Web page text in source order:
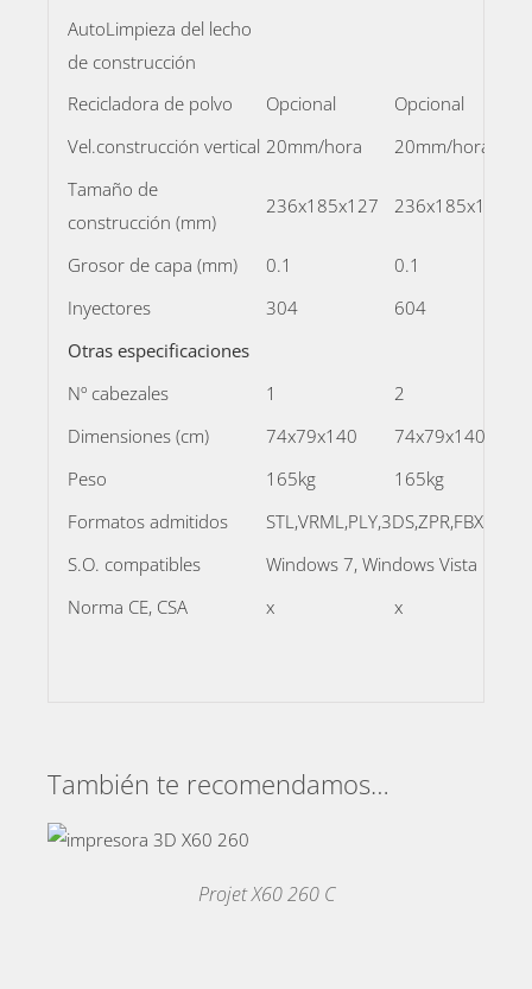
AutoLimpieza del lecho
de construcción
Recicladora de polvo
Opcional Opcional
Vel.construcción vertical 20mm/hora 20mm/hora
Tamaño de
construcción (mm)
236x185x127 236x185x127
Grosor de capa (mm) 0.1 0.1
Inyectores
304 604
Otras especificaciones
Nº cabezales
1 2
Dimensiones (cm)
74x79x140 74x79x140
Peso
165kg 165kg
Formatos admitidos
STL,VRML,PLY,3DS,ZPR,FBX
S.O. compatibles
Windows 7, Windows Vista
Norma CE, CSA
x x
También te recomendamos…
Projet X60 260 C